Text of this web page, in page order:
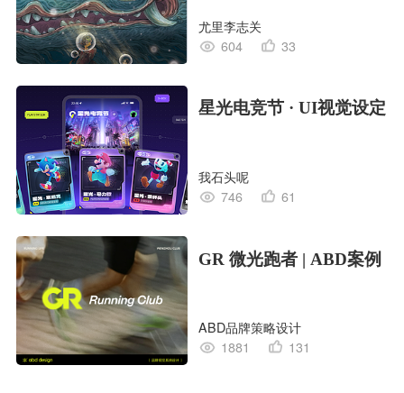
尤里李志关
604
33
星光电竞节 · UI视觉设定
我石头呢
746
61
GR 微光跑者 | ABD案例
ABD品牌策略设计
1881
131